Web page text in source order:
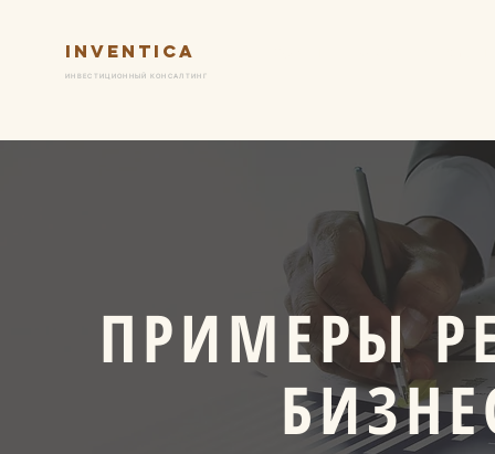
Inventica
ИНВЕСТИЦИОННЫЙ КОНСАЛТИНГ
ПРИМЕРЫ